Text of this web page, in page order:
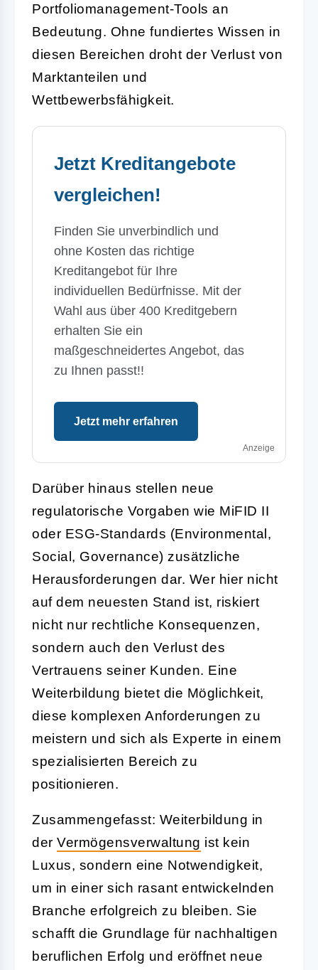
Portfoliomanagement-Tools an
Bedeutung. Ohne fundiertes Wissen in
diesen Bereichen droht der Verlust von
Marktanteilen und
Wettbewerbsfähigkeit.
Jetzt Kreditangebote
vergleichen!
Finden Sie unverbindlich und
ohne Kosten das richtige
Kreditangebot für Ihre
individuellen Bedürfnisse. Mit der
Wahl aus über 400 Kreditgebern
erhalten Sie ein
maßgeschneidertes Angebot, das
zu Ihnen passt!!
Jetzt mehr erfahren
Anzeige
Darüber hinaus stellen neue
regulatorische Vorgaben wie MiFID II
oder ESG-Standards (Environmental,
Social, Governance) zusätzliche
Herausforderungen dar. Wer hier nicht
auf dem neuesten Stand ist, riskiert
nicht nur rechtliche Konsequenzen,
sondern auch den Verlust des
Vertrauens seiner Kunden. Eine
Weiterbildung bietet die Möglichkeit,
diese komplexen Anforderungen zu
meistern und sich als Experte in einem
spezialisierten Bereich zu
positionieren.
Zusammengefasst: Weiterbildung in
der Vermögensverwaltung ist kein
Luxus, sondern eine Notwendigkeit,
um in einer sich rasant entwickelnden
Branche erfolgreich zu bleiben. Sie
schafft die Grundlage für nachhaltigen
beruflichen Erfolg und eröffnet neue